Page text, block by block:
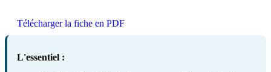
Télécharger la fiche en PDF
L'essentiel :